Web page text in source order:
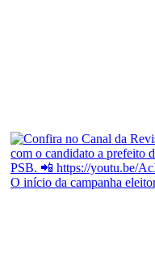
O início da campanha